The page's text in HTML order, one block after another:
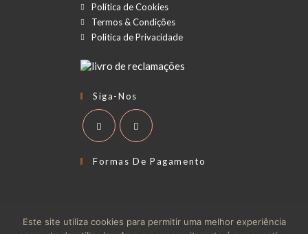
Política de Cookies
Termos & Condições
Politica de Privacidade
Siga-Nos
Formas De Pagamento
Este site utiliza cookies para permitir uma melhor experiência